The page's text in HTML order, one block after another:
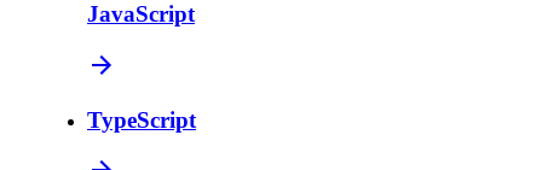
JavaScript
TypeScript